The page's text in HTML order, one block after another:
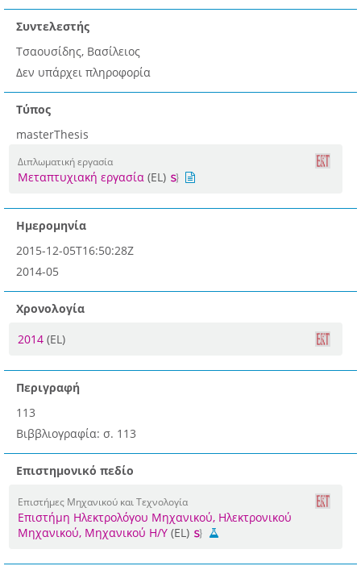
Συντελεστής
Τσαουσίδης, Βασίλειος
Δεν υπάρχει πληροφορία
Τύπος
masterThesis
Διπλωματική εργασία
Μεταπτυχιακή εργασία (EL)
Ημερομηνία
2015-12-05T16:50:28Z
2014-05
Χρονολογία
2014 (EL)
Περιγραφή
113
Βιββλιογραφία: σ. 113
Επιστημονικό πεδίο
Επιστήμες Μηχανικού και Τεχνολογία
Επιστήμη Ηλεκτρολόγου Μηχανικού, Ηλεκτρονικού
Μηχανικού, Μηχανικού Η/Υ (EL)